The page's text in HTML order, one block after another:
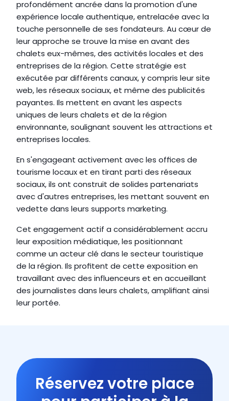
profondément ancrée dans la promotion d'une
expérience locale authentique, entrelacée avec la
touche personnelle de ses fondateurs. Au cœur de
leur approche se trouve la mise en avant des
chalets eux-mêmes, des activités locales et des
entreprises de la région. Cette stratégie est
exécutée par différents canaux, y compris leur site
web, les réseaux sociaux, et même des publicités
payantes. Ils mettent en avant les aspects
uniques de leurs chalets et de la région
environnante, soulignant souvent les attractions et
entreprises locales.
En s'engageant activement avec les offices de
tourisme locaux et en tirant parti des réseaux
sociaux, ils ont construit de solides partenariats
avec d'autres entreprises, les mettant souvent en
vedette dans leurs supports marketing.
Cet engagement actif a considérablement accru
leur exposition médiatique, les positionnant
comme un acteur clé dans le secteur touristique
de la région. Ils profitent de cette exposition en
travaillant avec des influenceurs et en accueillant
des journalistes dans leurs chalets, amplifiant ainsi
leur portée.
Réservez votre place